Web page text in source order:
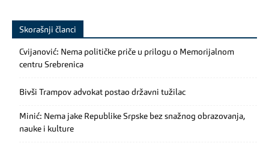
Skorašnji članci
Cvijanović: Nema političke priče u prilogu o Memorijalnom
centru Srebrenica
Bivši Trampov advokat postao državni tužilac
Minić: Nema jake Republike Srpske bez snažnog obrazovanja,
nauke i kulture